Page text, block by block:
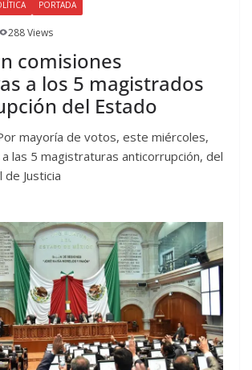
PORTADA
288 Views
comisiones
a los 5 magistrados
del Estado
mayoría de votos, este miércoles,
las 5 magistraturas anticorrupción, del
Justicia